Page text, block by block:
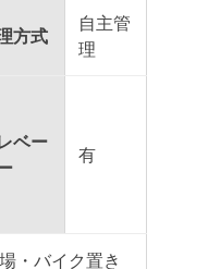
方式
自主管
理
ベー
有
・バイク置き